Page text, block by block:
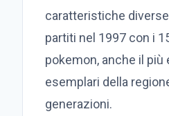
caratteristiche
partiti nel 1997 con i
pokemon, anche il più
esemplari della
generazioni.